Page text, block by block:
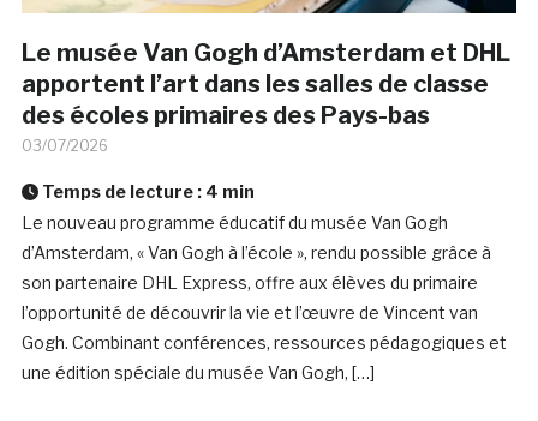
Le musée Van Gogh d’Amsterdam et DHL
apportent l’art dans les salles de classe
des écoles primaires des Pays-bas
03/07/2026
Temps de lecture : 4 min
Le nouveau programme éducatif du musée Van Gogh
d’Amsterdam, « Van Gogh à l’école », rendu possible grâce à
son partenaire DHL Express, offre aux élèves du primaire
l’opportunité de découvrir la vie et l’œuvre de Vincent van
Gogh. Combinant conférences, ressources pédagogiques et
une édition spéciale du musée Van Gogh, […]